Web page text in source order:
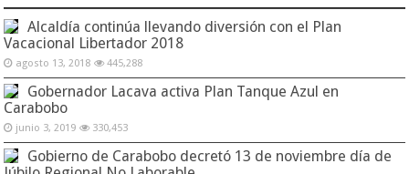
Alcaldía continúa llevando diversión con el Plan
Vacacional Libertador 2018
agosto 13, 2018 445,288
Gobernador Lacava activa Plan Tanque Azul en
Carabobo
junio 3, 2019 330,453
Gobierno de Carabobo decretó 13 de noviembre día de